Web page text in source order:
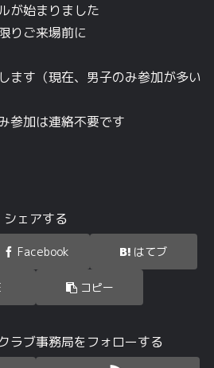
が始まりました
りご来場前に
ます（現在、男子のみ参加が多い
参加は連絡不要です
シェアする
Facebook はてブ
コピー
ラブ事務局をフォローする